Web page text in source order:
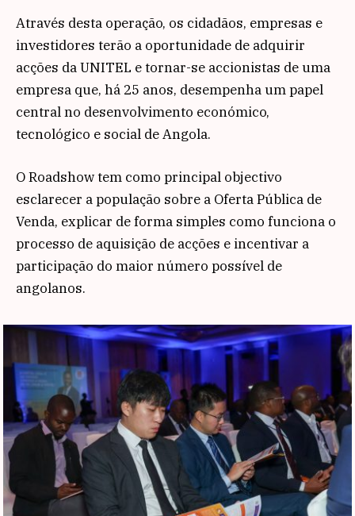
Através desta operação, os cidadãos, empresas e
investidores terão a oportunidade de adquirir
acções da UNITEL e tornar-se accionistas de uma
empresa que, há 25 anos, desempenha um papel
central no desenvolvimento económico,
tecnológico e social de Angola.
O Roadshow tem como principal objectivo
esclarecer a população sobre a Oferta Pública de
Venda, explicar de forma simples como funciona o
processo de aquisição de acções e incentivar a
participação do maior número possível de
angolanos.